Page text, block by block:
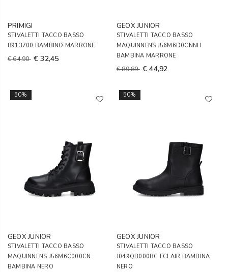
PRIMIGI
STIVALETTI TACCO BASSO
8913700 BAMBINO MARRONE
€ 64,90 € 32,45
GEOX JUNIOR
STIVALETTI TACCO BASSO
MAQUINNENS J56M6D0CNNH
BAMBINA MARRONE
€ 89,89 € 44,92
50%
GEOX JUNIOR
STIVALETTI TACCO BASSO
MAQUINNENS J56M6C000CN
BAMBINA NERO
50%
GEOX JUNIOR
STIVALETTI TACCO BASSO
J049QB000BC ECLAIR BAMBINA
NERO